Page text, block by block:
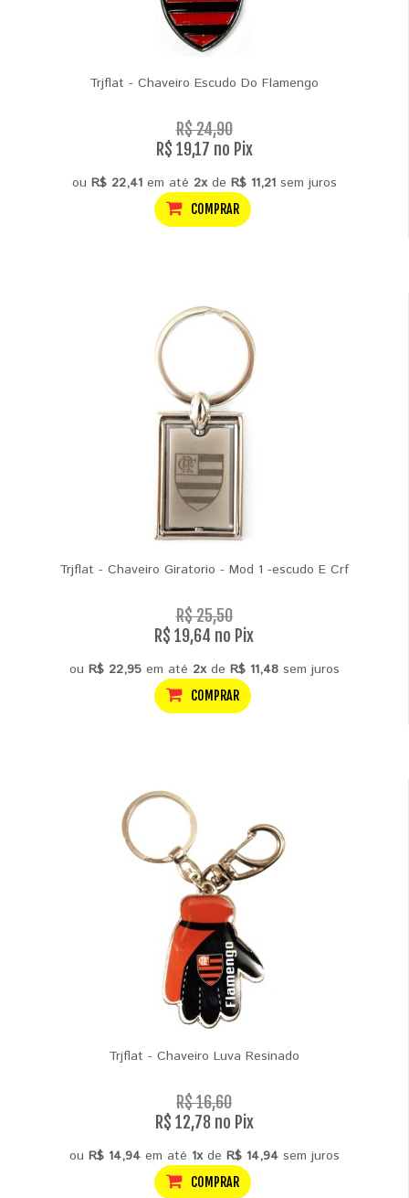
Trjflat - Chaveiro Escudo Do Flamengo
R$ 24,90
R$ 19,17 no Pix
ou R$ 22,41em até 2xde R$ 11,21sem juros
COMPRAR
Trjflat - Chaveiro Giratorio - Mod 1 -escudo E Crf
R$ 25,50
R$ 19,64 no Pix
ou R$ 22,95em até 2xde R$ 11,48sem juros
COMPRAR
Trjflat - Chaveiro Luva Resinado
R$ 16,60
R$ 12,78 no Pix
ou R$ 14,94em até 1xde R$ 14,94sem juros
COMPRAR